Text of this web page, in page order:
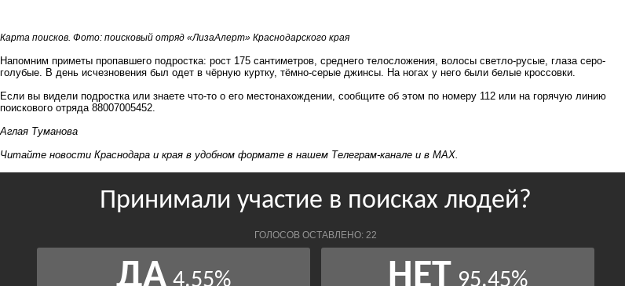
Карта поисков. Фото: поисковый отряд «ЛизаАлерт» Краснодарского края
Напомним приметы пропавшего подростка: рост 175 сантиметров, среднего телосложения, волосы светло-русые, глаза серо-
голубые. В день исчезновения был одет в чёрную куртку, тёмно-серые джинсы. На ногах у него были белые кроссовки.
Если вы видели подростка или знаете что-то о его местонахождении, сообщите об этом по номеру 112 или на горячую линию
поискового отряда 88007005452.
Аглая Туманова
Читайте новости Краснодара и края в удобном формате в нашем Телеграм-канале и в MAX.